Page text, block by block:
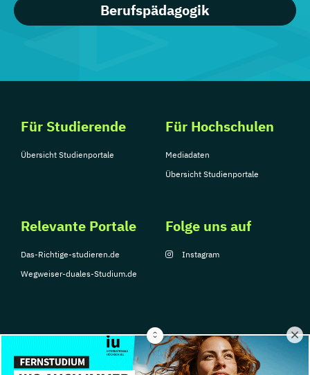
Berufspädagogik
Für Studierende
Übersicht Studienportale
Für Hochschulen
Mediadaten
Übersicht Studienportale
Relevante Portale
Das-Richtige-studieren.de
Wegweiser-duales-Studium.de
Folge uns auf
Instagram
© Copyright 2026, TarGroup Media GmbH